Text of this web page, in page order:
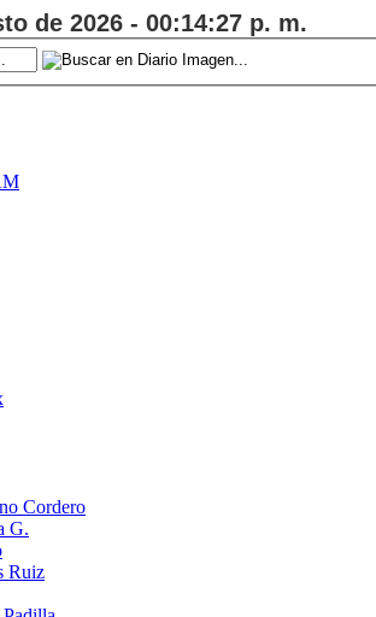
de 2026 - 00:14:28 p. m.
Cordero
G.
Ruiz